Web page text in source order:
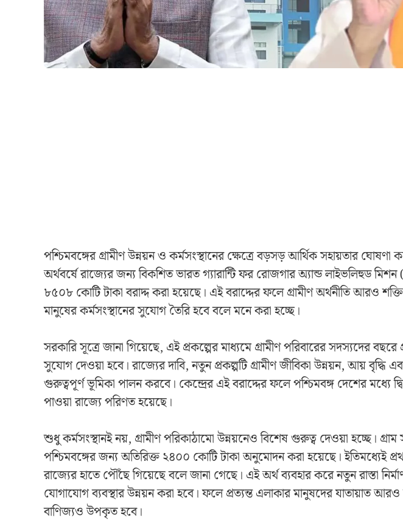
পশ্চিমবঙ্গের গ্রামীণ উন্নয়ন ও কর্মসংস্থানের ক্ষেত্রে বড়সড় আর্থিক সহায়তার
অর্থবর্ষে রাজ্যের জন্য বিকশিত ভারত গ্যারান্টি ফর রোজগার অ্যান্ড লাইভলিহুড
৮৫০৮ কোটি টাকা বরাদ্দ করা হয়েছে। এই বরাদ্দের ফলে গ্রামীণ অর্থনীতি আরও
মানুষের কর্মসংস্থানের সুযোগ তৈরি হবে বলে মনে করা হচ্ছে।
সরকারি সূত্রে জানা গিয়েছে, এই প্রকল্পের মাধ্যমে গ্রামীণ পরিবারের সদস্যদের বছরে
সুযোগ দেওয়া হবে। রাজ্যের দাবি, নতুন প্রকল্পটি গ্রামীণ জীবিকা উন্নয়ন, আয় বৃদ্ধি
গুরুত্বপূর্ণ ভূমিকা পালন করবে। কেন্দ্রের এই বরাদ্দের ফলে পশ্চিমবঙ্গ দেশের মধ্যে
পাওয়া রাজ্যে পরিণত হয়েছে।
শুধু কর্মসংস্থানই নয়, গ্রামীণ পরিকাঠামো উন্নয়নেও বিশেষ গুরুত্ব দেওয়া হচ্ছে।
পশ্চিমবঙ্গের জন্য অতিরিক্ত ২৪০০ কোটি টাকা অনুমোদন করা হয়েছে। ইতিমধ্যেই
রাজ্যের হাতে পৌঁছে গিয়েছে বলে জানা গেছে। এই অর্থ ব্যবহার করে নতুন রাস্তা
যোগাযোগ ব্যবস্থার উন্নয়ন করা হবে। ফলে প্রত্যন্ত এলাকার মানুষদের যাতায়াত
বাণিজ্যও উপকৃত হবে।